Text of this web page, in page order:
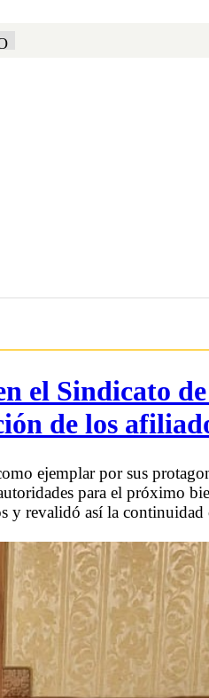
el Sindicato
de los
ejemplar por sus
para el próximo
y revalidó así la continuidad